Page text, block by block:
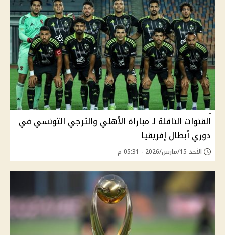
القنوات الناقلة لـ مباراة الأهلي والترجي التونسي في
دوري أبطال إفريقيا
الأحد 15/مارس/2026 - 05:31 م